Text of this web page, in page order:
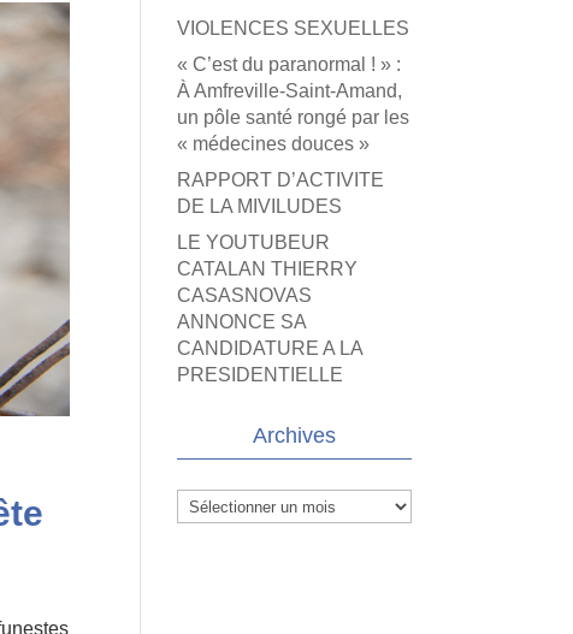
VIOLENCES SEXUELLES
« C’est du paranormal ! » :
À Amfreville-Saint-Amand,
un pôle santé rongé par les
« médecines douces »
RAPPORT D’ACTIVITE
DE LA MIVILUDES
LE YOUTUBEUR
CATALAN THIERRY
CASASNOVAS
ANNONCE SA
CANDIDATURE A LA
PRESIDENTIELLE
Archives
Archives